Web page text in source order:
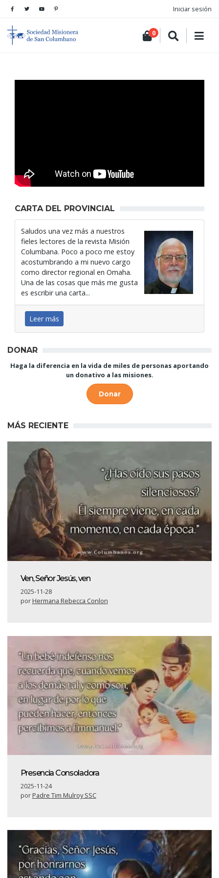
Iniciar sesión
0
CARTA DEL PROVINCIAL
Saludos una vez más a nuestros
fieles lectores de la revista Misión
Columbana. Poco a poco me estoy
acostumbrando a mi nuevo cargo
como director regional en Omaha.
Una de las cosas que más me gusta
es escribir una carta...
Leer más
DONAR
Haga la diferencia en la vida de miles de personas aportando
un donativo a las misiones.
Donar
MÁS RECIENTE
Ven, Señor Jesús, ven
2025-11-28
porHermana Rebecca Conlon
Presencia Consoladora
2025-11-24
porPadre Tim Mulroy SSC